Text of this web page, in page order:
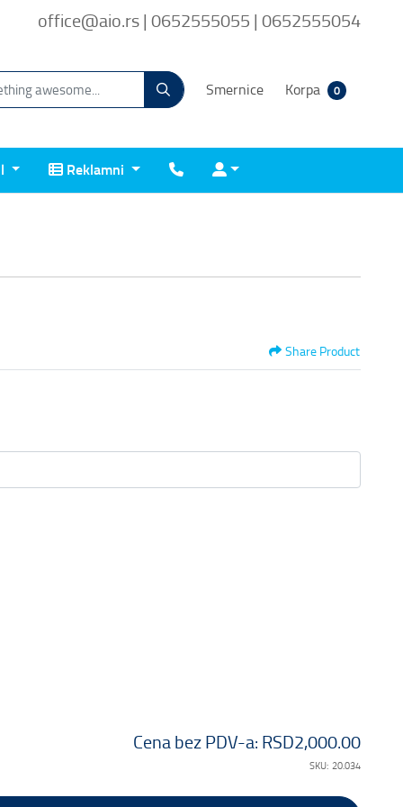
office@aio.rs | 0652555055 | 0652555054
Smernice Korpa 0
Reklamni
Reklamni KontaktPrijava
Share Product
Cena bez PDV-a: RSD2,000.00
SKU: 20.034